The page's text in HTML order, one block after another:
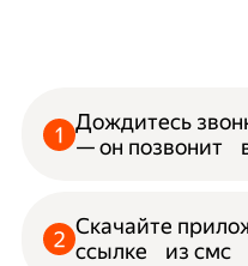
Дождитесь
— он позвонит
Скачайте
ссылке из смс